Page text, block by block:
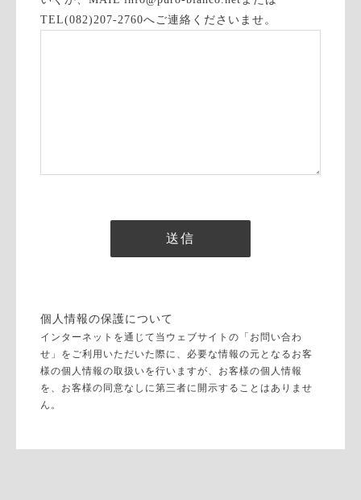
TEL(082)207-2760へご連絡くださいませ。
個人情報の保護について
インターネットを通じて当ウェブサイトの「お問い合わ
せ」をご利用いただいた際に、必要な情報の元となるお客
様の個人情報の取扱いを行いますが、お客様の個人情報
を、お客様の同意なしに第三者に開示することはありませ
ん。